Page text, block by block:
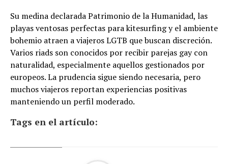
Su medina declarada Patrimonio de la Humanidad, las
playas ventosas perfectas para kitesurfing y el ambiente
bohemio atraen a viajeros LGTB que buscan discreción.
Varios riads son conocidos por recibir parejas gay con
naturalidad, especialmente aquellos gestionados por
europeos. La prudencia sigue siendo necesaria, pero
muchos viajeros reportan experiencias positivas
manteniendo un perfil moderado.
Tags en el artículo: